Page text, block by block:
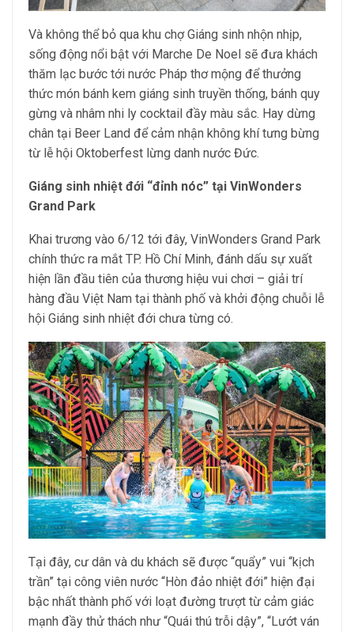
Và không thể bỏ qua khu chợ Giáng sinh nhộn nhịp,
sống động nổi bật với Marche De Noel sẽ đưa khách
thăm lạc bước tới nước Pháp thơ mộng để thưởng
thức món bánh kem giáng sinh truyền thống, bánh quy
gừng và nhâm nhi ly cocktail đầy màu sắc. Hay dừng
chân tại Beer Land để cảm nhận không khí tưng bừng
từ lễ hội Oktoberfest lừng danh nước Đức.
Giáng sinh nhiệt đới “đỉnh nóc” tại VinWonders
Grand Park
Khai trương vào 6/12 tới đây, VinWonders Grand Park
chính thức ra mắt TP. Hồ Chí Minh, đánh dấu sự xuất
hiện lần đầu tiên của thương hiệu vui chơi – giải trí
hàng đầu Việt Nam tại thành phố và khởi động chuỗi lễ
hội Giáng sinh nhiệt đới chưa từng có.
Tại đây, cư dân và du khách sẽ được “quẩy” vui “kịch
trần” tại công viên nước “Hòn đảo nhiệt đới” hiện đại
bậc nhất thành phố với loạt đường trượt từ cảm giác
mạnh đầy thử thách như “Quái thú trỗi dậy”, “Lướt ván